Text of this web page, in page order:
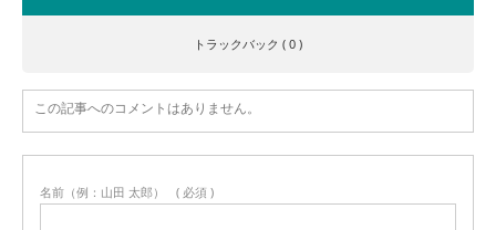
トラックバック ( 0 )
この記事へのコメントはありません。
名前（例：山田 太郎） ( 必須 )